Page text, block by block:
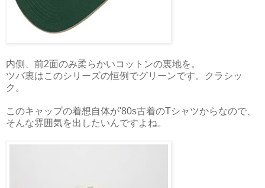
内側、前2面のみ柔らかいコットンの裏地を。
ツバ裏はこのシリーズの恒例でグリーンです。クラシッ
ク。
このキャップの着想自体が'80s古着のTシャツからなので、
そんな雰囲気を出したいんですよね。